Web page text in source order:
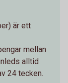
är ett
mellan
alltid
24 tecken.